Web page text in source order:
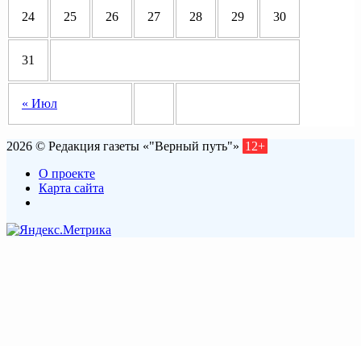
« Июл
24 25 26 27 28 29 30
31
2026 © Редакция газеты «"Верный путь"» 12+
О проекте
Карта сайта